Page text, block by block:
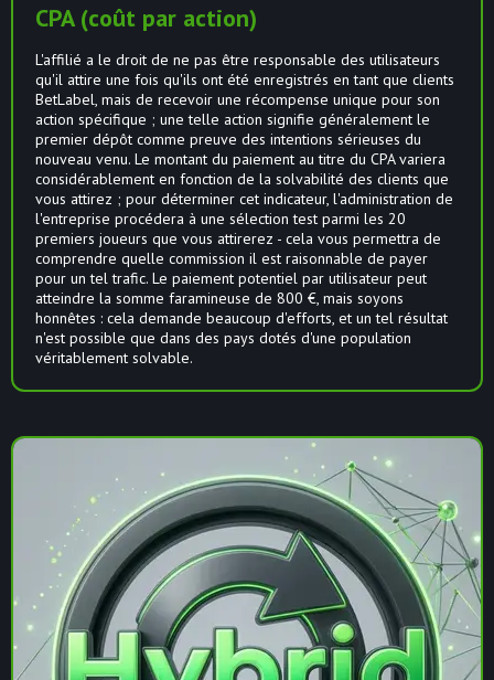
CPA (coût par action)
L'affilié a le droit de ne pas être responsable des utilisateurs
qu'il attire une fois qu'ils ont été enregistrés en tant que clients
BetLabel, mais de recevoir une récompense unique pour son
action spécifique ; une telle action signifie généralement le
premier dépôt comme preuve des intentions sérieuses du
nouveau venu. Le montant du paiement au titre du CPA variera
considérablement en fonction de la solvabilité des clients que
vous attirez ; pour déterminer cet indicateur, l'administration de
l'entreprise procédera à une sélection test parmi les 20
premiers joueurs que vous attirerez - cela vous permettra de
comprendre quelle commission il est raisonnable de payer
pour un tel trafic. Le paiement potentiel par utilisateur peut
atteindre la somme faramineuse de 800 €, mais soyons
honnêtes : cela demande beaucoup d'efforts, et un tel résultat
n'est possible que dans des pays dotés d'une population
véritablement solvable.